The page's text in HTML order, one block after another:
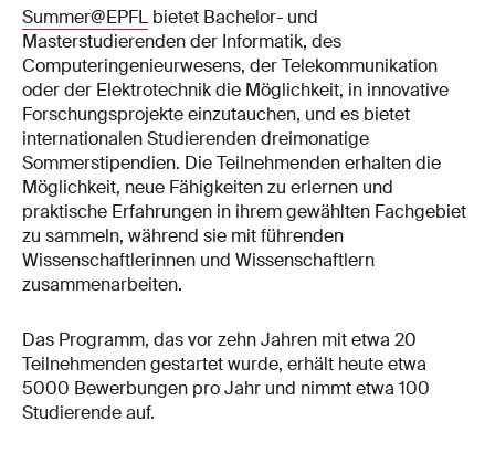
Summer@EPFLbietet Bachelor- und
Masterstudierenden der Informatik, des
Computeringenieurwesens, der Telekommunikation
oder der Elektrotechnik die Möglichkeit, in innovative
Forschungsprojekte einzutauchen, und es bietet
internationalen Studierenden dreimonatige
Sommerstipendien. Die Teilnehmenden erhalten die
Möglichkeit, neue Fähigkeiten zu erlernen und
praktische Erfahrungen in ihrem gewählten Fachgebiet
zu sammeln, während sie mit führenden
Wissenschaftlerinnen und Wissenschaftlern
zusammenarbeiten.
Das Programm, das vor zehn Jahren mit etwa 20
Teilnehmenden gestartet wurde, erhält heute etwa
5000 Bewerbungen pro Jahr und nimmt etwa 100
Studierende auf.